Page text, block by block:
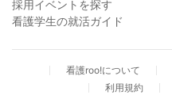
採用イベントを探す
看護学生の就活ガイド
看護roo!について
利用規約